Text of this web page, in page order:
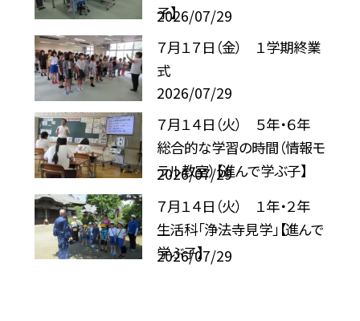
子】
2026/07/29
７月１７日（金） １学期終業
式
2026/07/29
７月１４日（火） ５年・６年
総合的な学習の時間（情報モ
ラル教室）【進んで学ぶ子】
2026/07/29
７月１４日（火） １年・２年
生活科「浄法寺見学」【進んで
学ぶ子】
2026/07/29